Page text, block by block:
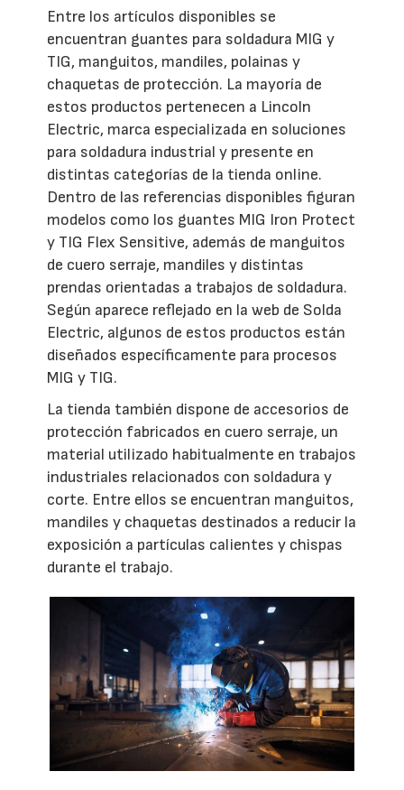
Entre los artículos disponibles se
encuentran guantes para soldadura MIG y
TIG, manguitos, mandiles, polainas y
chaquetas de protección. La mayoría de
estos productos pertenecen a Lincoln
Electric, marca especializada en soluciones
para soldadura industrial y presente en
distintas categorías de la tienda online.
Dentro de las referencias disponibles figuran
modelos como los guantes MIG Iron Protect
y TIG Flex Sensitive, además de manguitos
de cuero serraje, mandiles y distintas
prendas orientadas a trabajos de soldadura.
Según aparece reflejado en la web de Solda
Electric, algunos de estos productos están
diseñados específicamente para procesos
MIG y TIG.
La tienda también dispone de accesorios de
protección fabricados en cuero serraje, un
material utilizado habitualmente en trabajos
industriales relacionados con soldadura y
corte. Entre ellos se encuentran manguitos,
mandiles y chaquetas destinados a reducir la
exposición a partículas calientes y chispas
durante el trabajo.